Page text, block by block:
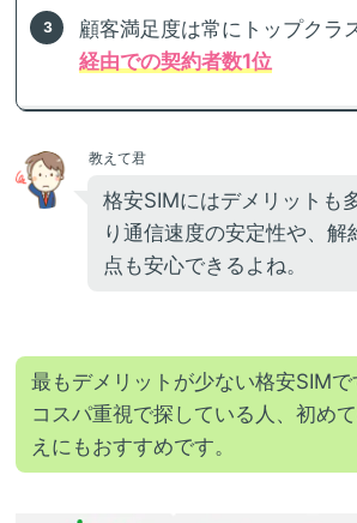
顧客満足度は常にトップクラ
経由での契約者数1位
教えて君
格安SIMにはデメリットも
り通信速度の安定性や、解
点も安心できるよね。
最もデメリットが少ない格安SIMで
コスパ重視で探している人、初め
えにもおすすめです。